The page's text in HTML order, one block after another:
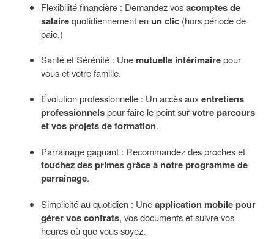
Flexibilité financière : Demandez vosacomptes de
salairequotidiennement enun clic (hors période de
paie,)
Santé et Sérénité : Une mutuelle intérimairepour
vous et votre famille.
Évolution professionnelle : Un accès auxentretiens
professionnelspour faire le point survotre parcours
et vos projets de formation.
Parrainage gagnant : Recommandez des proches et
touchez des primes grâce à notre programme de
parrainage.
Simplicité au quotidien : Uneapplication mobile pour
gérer vos contrats, vos documents et suivre vos
heures où que vous soyez.